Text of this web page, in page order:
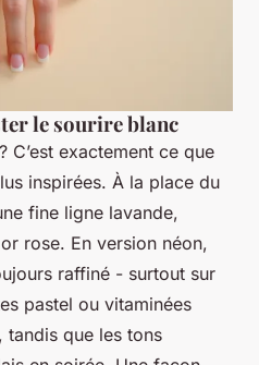
le sourire blanc
C’est exactement ce que
inspirées. À la place du
fine ligne lavande,
rose. En version néon,
raffiné - surtout sur
pastel ou vitaminées
tandis que les tons